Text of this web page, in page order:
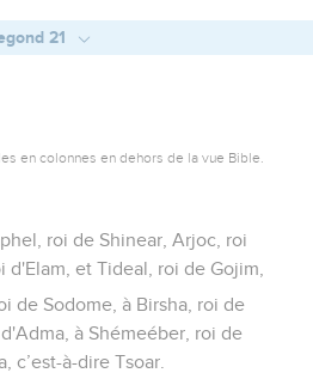
21
en colonnes en dehors de la vue Bible.
roi de Shinear, Arjoc, roi
d'Elam, et Tideal, roi de Gojim,
de Sodome, à Birsha, roi de
à Shémeéber, roi de
c’est-à-dire Tsoar.